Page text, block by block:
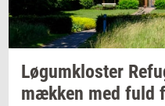
Løgum­klo­ster
mæk­ken med fuld